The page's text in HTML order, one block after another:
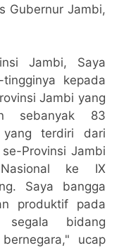
Gubernur Jambi,
Jambi, Saya
kepada
Jambi yang
sebanyak 83
terdiri dari
Provinsi Jambi
ke IX
Saya bangga
produktif pada
bidang
ucap